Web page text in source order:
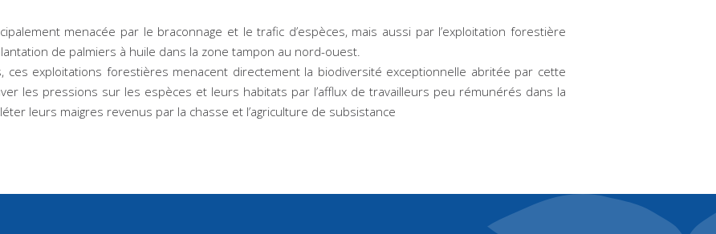
menacée par le braconnage et le trafic d’espèces, mais aussi par l’exploitation forestière
de palmiers à huile dans la zone tampon au nord-ouest.
ces exploitations forestières menacent directement la biodiversité exceptionnelle abritée par cette
les pressions sur les espèces et leurs habitats par l’afflux de travailleurs peu rémunérés dans la
leurs maigres revenus par la chasse et l’agriculture de subsistance